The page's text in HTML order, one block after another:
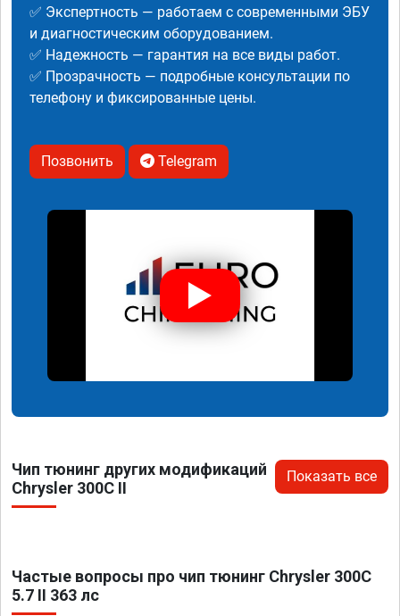
✅ Экспертность — работаем с современными ЭБУ
и диагностическим оборудованием.
✅ Надежность — гарантия на все виды работ.
✅ Прозрачность — подробные консультации по
телефону и фиксированные цены.
Позвонить Telegram
Чип тюнинг других модификаций
Chrysler 300C II
Показать все
Частые вопросы про чип тюнинг Chrysler 300C
5.7 II 363 лс